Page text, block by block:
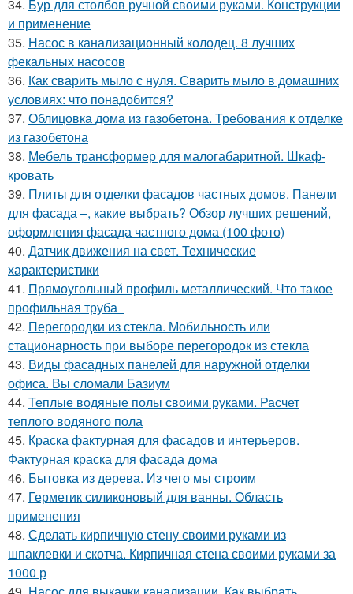
34. Бур для столбов ручной своими руками. Конструкции
и применение
35. Насос в канализационный колодец. 8 лучших
фекальных насосов
36. Как сварить мыло с нуля. Сварить мыло в домашних
условиях: что понадобится?
37. Облицовка дома из газобетона. Требования к отделке
из газобетона
38. Мебель трансформер для малогабаритной. Шкаф-
кровать
39. Плиты для отделки фасадов частных домов. Панели
для фасада –, какие выбрать? Обзор лучших решений,
оформления фасада частного дома (100 фото)
40. Датчик движения на свет. Технические
характеристики
41. Прямоугольный профиль металлический. Что такое
профильная труба
42. Перегородки из стекла. Мобильность или
стационарность при выборе перегородок из стекла
43. Виды фасадных панелей для наружной отделки
офиса. Вы сломали Базиум
44. Теплые водяные полы своими руками. Расчет
теплого водяного пола
45. Краска фактурная для фасадов и интерьеров.
Фактурная краска для фасада дома
46. Бытовка из дерева. Из чего мы строим
47. Герметик силиконовый для ванны. Область
применения
48. Сделать кирпичную стену своими руками из
шпаклевки и скотча. Кирпичная стена своими руками за
1000 р